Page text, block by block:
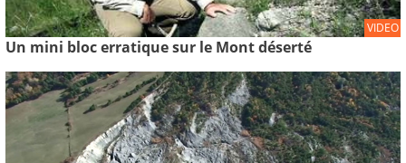
VIDEO
Un mini bloc erratique sur le Mont déserté